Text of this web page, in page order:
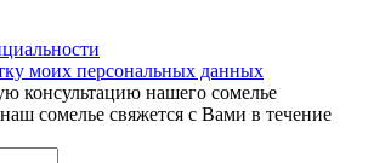
моих персональных данных
консультацию нашего сомелье
сомелье свяжется с Вами в течение